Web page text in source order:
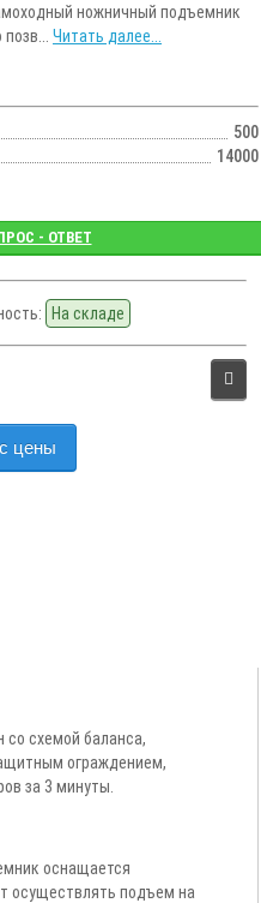
ножничный подъемник
Читать далее...
500
14000
- ОТВЕТ
На складе
цены
со схемой баланса,
ограждением,
за 3 минуты.
оснащается
осуществлять подъем на